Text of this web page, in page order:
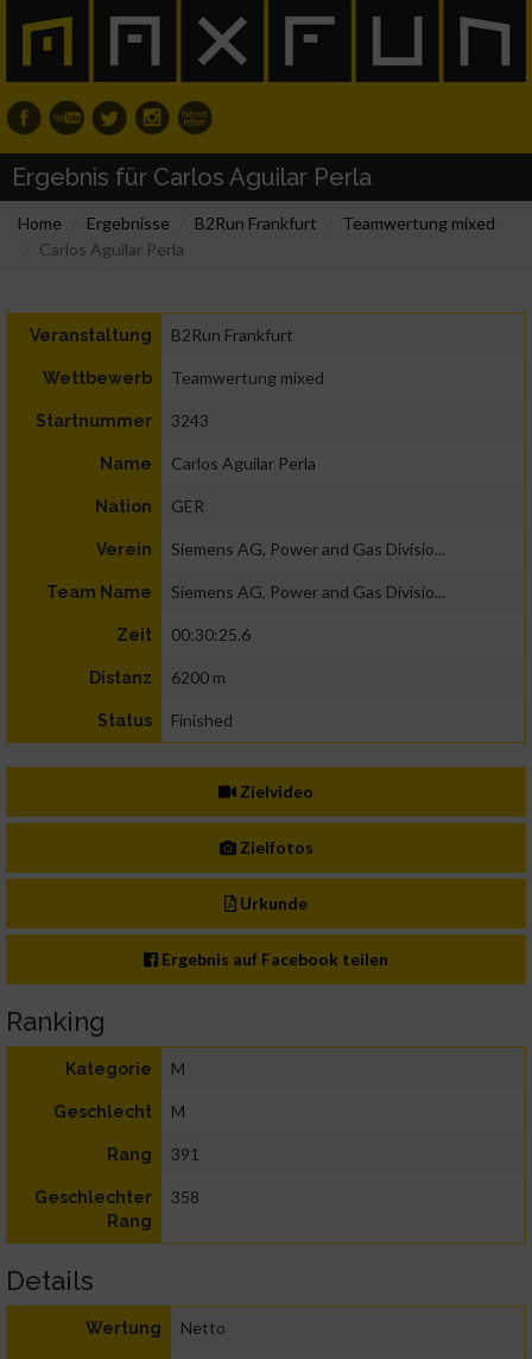
Ergebnis für Carlos Aguilar Perla
Home Ergebnisse B2Run Frankfurt
Teamwertung mixed
Carlos Aguilar Perla
Veranstaltung B2Run Frankfurt
Wettbewerb Teamwertung mixed
Startnummer 3243
Name Carlos Aguilar Perla
Nation GER
Verein Siemens AG, Power and Gas Divisio...
Team Name Siemens AG, Power and Gas Divisio...
Zeit 00:30:25.6
Distanz 6200 m
Status Finished
Zielvideo
Zielfotos
Urkunde
Ergebnis auf Facebook teilen
Ranking
Kategorie M
Geschlecht M
Rang 391
Geschlechter
Rang
358
Details
Wertung Netto